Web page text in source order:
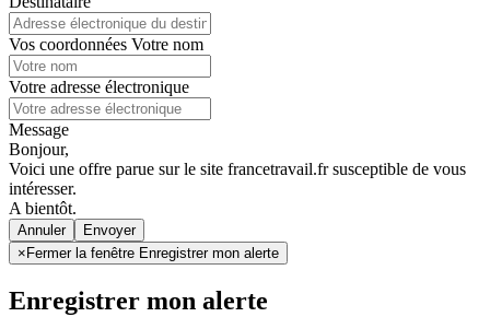
Vos coordonnées Votre nom
Votre adresse électronique
Message
Bonjour,
Voici une offre parue sur le site francetravail.fr susceptible de vous
intéresser.
A bientôt.
Annuler
× Fermer la fenêtre Enregistrer mon alerte
Enregistrer mon alerte